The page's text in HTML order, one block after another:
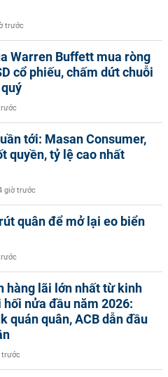
trước
Warren Buffett mua ròng
cổ phiếu, chấm dứt chuỗi
tới: Masan Consumer,
quyền, tỷ lệ cao nhất
giờ trước
quân để mở lại eo biển
hàng lãi lớn nhất từ kinh
hối nửa đầu năm 2026:
quán quân, ACB dẫn đầu
trước